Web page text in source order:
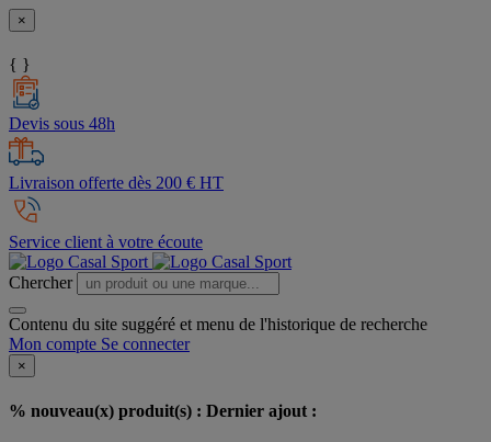
×
{ }
Devis sous 48h
Livraison offerte dès 200 € HT
Service client à votre écoute
Chercher
Contenu du site suggéré et menu de l'historique de recherche
Mon compte Se connecter
×
% nouveau(x) produit(s) : Dernier ajout :